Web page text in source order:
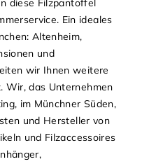
diese Filzpantoffel
Ein ideales
Altenheim,
und
wir Ihnen weitere
Wir, das Unternehmen
im Münchner Süden,
und Hersteller von
und Filzaccessoires